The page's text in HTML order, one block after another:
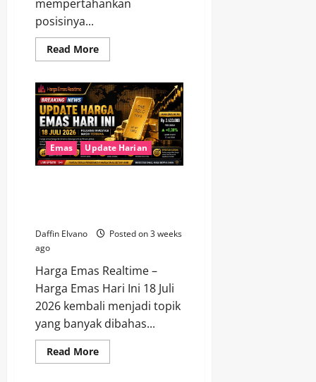
mempertahankan
posisinya...
Read MoreRead
more
Emas
Hari
Ini,
Logam
Mulia
Tetap
Jadi
Aset
Favorit
Emas Update Harian
Daffin Elvano
Posted on 3 weeks
ago
Harga Emas Realtime –
Harga Emas Hari Ini 18 Juli
2026 kembali menjadi topik
yang banyak dibahas...
Read MoreRead
more